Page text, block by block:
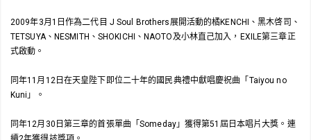
2009年3月1日作為二代目 J Soul Brothers展開活動的橘KENCHI、黑木啓司、
TETSUYA、NESMITH、SHOKICHI、NAOTO及小林直己加入，EXILE第三章正
式啟動。
同年11月12日在天皇陛下即位二十年的國民典禮中獻唱慶祝曲「Taiyou no
Kuni」。
同年12月30日第三章的首張單曲「Someday」獲得第51屆日本唱片大獎。連